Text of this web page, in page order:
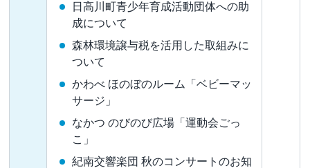
日高川町青少年育成活動団体への助
成について
森林環境譲与税を活用した取組みに
ついて
かわべ ほのぼのルーム「ベビーマッ
サージ」
なかつ のびのび広場「運動会ごっ
こ」
紀南交響楽団 秋のコンサートのお知